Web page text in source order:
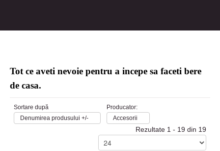
Tot ce aveti nevoie pentru a incepe sa faceti bere
de casa.
Sortare după
Denumirea produsului +/-
Producator:
Accesorii
Rezultate 1 - 19 din 19